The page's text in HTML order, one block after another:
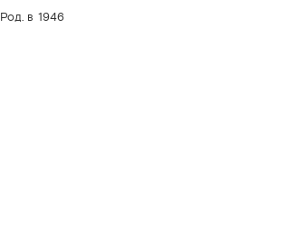
Род. в 1946